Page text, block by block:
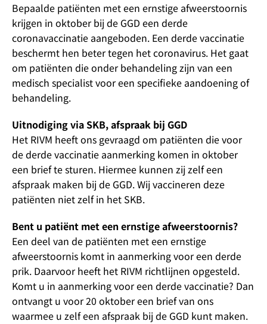
Bepaalde patiënten met een ernstige afweerstoornis
krijgen in oktober bij de GGD een derde
coronavaccinatie aangeboden. Een derde vaccinatie
beschermt hen beter tegen het coronavirus. Het gaat
om patiënten die onder behandeling zijn van een
medisch specialist voor een specifieke aandoening of
behandeling.
Uitnodiging via SKB, afspraak bij GGD
Het RIVM heeft ons gevraagd om patiënten die voor
de derde vaccinatie aanmerking komen in oktober
een brief te sturen. Hiermee kunnen zij zelf een
afspraak maken bij de GGD. Wij vaccineren deze
patiënten niet zelf in het SKB.
Bent u patiënt met een ernstige afweerstoornis?
Een deel van de patiënten met een ernstige
afweerstoornis komt in aanmerking voor een derde
prik. Daarvoor heeft het RIVM richtlijnen opgesteld.
Komt u in aanmerking voor een derde vaccinatie? Dan
ontvangt u voor 20 oktober een brief van ons
waarmee u zelf een afspraak bij de GGD kunt maken.